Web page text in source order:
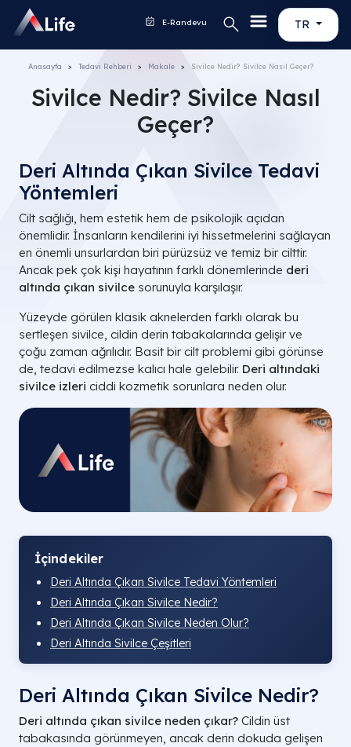
TR
E-Randevu
Anasayfa Tedavi Rehberi Makale Sivilce Nedir? Sivilce Nasıl Geçer?
Sivilce Nedir? Sivilce Nasıl
Geçer?
Deri Altında Çıkan Sivilce Tedavi
Yöntemleri
Cilt sağlığı, hem estetik hem de psikolojik açıdan
önemlidir. İnsanların kendilerini iyi hissetmelerini sağlayan
en önemli unsurlardan biri pürüzsüz ve temiz bir cilttir.
Ancak pek çok kişi hayatının farklı dönemlerinde deri
altında çıkan sivilce sorunuyla karşılaşır.
Yüzeyde görülen klasik aknelerden farklı olarak bu
sertleşen sivilce, cildin derin tabakalarında gelişir ve
çoğu zaman ağrılıdır. Basit bir cilt problemi gibi görünse
de, tedavi edilmezse kalıcı hale gelebilir. Deri altındaki
sivilce izleri ciddi kozmetik sorunlara neden olur.
İçindekiler
Deri Altında Çıkan Sivilce Tedavi Yöntemleri
Deri Altında Çıkan Sivilce Nedir?
Deri Altında Çıkan Sivilce Neden Olur?
Deri Altında Sivilce Çeşitleri
Deri Altında Çıkan Sivilce Nedir?
Deri altında çıkan sivilce neden çıkar? Cildin üst
tabakasında görünmeyen, ancak derin dokuda gelişen